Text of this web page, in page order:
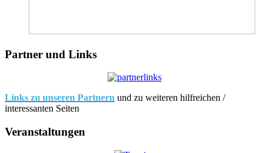
Partner und Links
Links zu unseren Partnern und zu weiteren hilfreichen /
interessanten Seiten
Veranstaltungen